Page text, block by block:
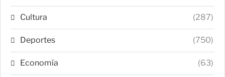
Cultura (287)
Deportes (750)
Economía (63)